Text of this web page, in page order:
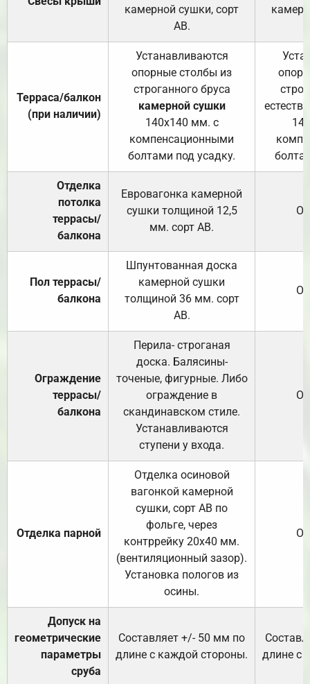
камерной сушки, сорт
АВ.
Терраса/балкон
(при наличии)
Устанавливаются
опорные столбы из
строганного бруса
камерной сушки
140х140 мм. с
компенсационными
болтами под усадку.
Отделка
потолка
террасы/
балкона
Евровагонка камерной
сушки толщиной 12,5
мм. сорт АВ.
Пол террасы/
балкона
Шпунтованная доска
камерной сушки
толщиной 36 мм. сорт
АВ.
Ограждение
террасы/
балкона
Перила- строганая
доска. Балясины-
точеные, фигурные. Либо
ограждение в
скандинавском стиле.
Устанавливаются
ступени у входа.
Отделка парной
Отделка осиновой
вагонкой камерной
сушки, сорт АВ по
фольге, через
контррейку 20х40 мм.
(вентиляционный зазор).
Установка пологов из
осины.
Допуск на
геометрические
параметры
сруба
Составляет +/- 50 мм по
длине с каждой стороны.
длине с